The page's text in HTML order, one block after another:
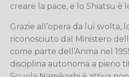
creare la pace, e lo Shiatsu è
Grazie all’opera da lui svolta,
riconosciuto dal Ministero
come parte dell’Anma nel
disciplina autonoma a pieno